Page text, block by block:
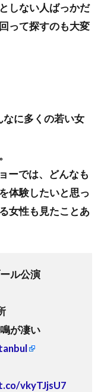
しない人ばっかだ
って探すのも大変
なに多くの若い女
ーでは、どんなも
体験したいと思っ
女性も見たことあ
ル公演
が凄い
vkyTJjsU7